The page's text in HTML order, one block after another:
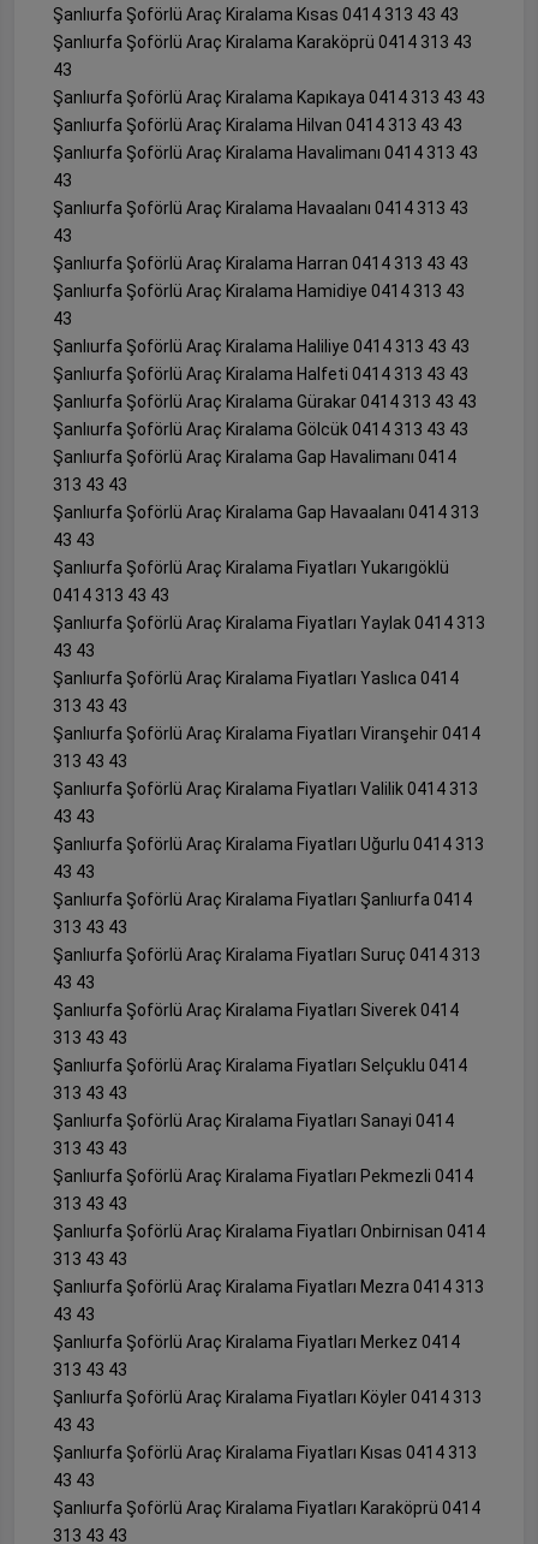
Şanlıurfa Şoförlü Araç Kiralama Kısas 0414 313 43 43
Şanlıurfa Şoförlü Araç Kiralama Karaköprü 0414 313 43
43
Şanlıurfa Şoförlü Araç Kiralama Kapıkaya 0414 313 43 43
Şanlıurfa Şoförlü Araç Kiralama Hilvan 0414 313 43 43
Şanlıurfa Şoförlü Araç Kiralama Havalimanı 0414 313 43
43
Şanlıurfa Şoförlü Araç Kiralama Havaalanı 0414 313 43
43
Şanlıurfa Şoförlü Araç Kiralama Harran 0414 313 43 43
Şanlıurfa Şoförlü Araç Kiralama Hamidiye 0414 313 43
43
Şanlıurfa Şoförlü Araç Kiralama Haliliye 0414 313 43 43
Şanlıurfa Şoförlü Araç Kiralama Halfeti 0414 313 43 43
Şanlıurfa Şoförlü Araç Kiralama Gürakar 0414 313 43 43
Şanlıurfa Şoförlü Araç Kiralama Gölcük 0414 313 43 43
Şanlıurfa Şoförlü Araç Kiralama Gap Havalimanı 0414
313 43 43
Şanlıurfa Şoförlü Araç Kiralama Gap Havaalanı 0414 313
43 43
Şanlıurfa Şoförlü Araç Kiralama Fiyatları Yukarıgöklü
0414 313 43 43
Şanlıurfa Şoförlü Araç Kiralama Fiyatları Yaylak 0414 313
43 43
Şanlıurfa Şoförlü Araç Kiralama Fiyatları Yaslıca 0414
313 43 43
Şanlıurfa Şoförlü Araç Kiralama Fiyatları Viranşehir 0414
313 43 43
Şanlıurfa Şoförlü Araç Kiralama Fiyatları Valilik 0414 313
43 43
Şanlıurfa Şoförlü Araç Kiralama Fiyatları Uğurlu 0414 313
43 43
Şanlıurfa Şoförlü Araç Kiralama Fiyatları Şanlıurfa 0414
313 43 43
Şanlıurfa Şoförlü Araç Kiralama Fiyatları Suruç 0414 313
43 43
Şanlıurfa Şoförlü Araç Kiralama Fiyatları Siverek 0414
313 43 43
Şanlıurfa Şoförlü Araç Kiralama Fiyatları Selçuklu 0414
313 43 43
Şanlıurfa Şoförlü Araç Kiralama Fiyatları Sanayi 0414
313 43 43
Şanlıurfa Şoförlü Araç Kiralama Fiyatları Pekmezli 0414
313 43 43
Şanlıurfa Şoförlü Araç Kiralama Fiyatları Onbirnisan 0414
313 43 43
Şanlıurfa Şoförlü Araç Kiralama Fiyatları Mezra 0414 313
43 43
Şanlıurfa Şoförlü Araç Kiralama Fiyatları Merkez 0414
313 43 43
Şanlıurfa Şoförlü Araç Kiralama Fiyatları Köyler 0414 313
43 43
Şanlıurfa Şoförlü Araç Kiralama Fiyatları Kısas 0414 313
43 43
Şanlıurfa Şoförlü Araç Kiralama Fiyatları Karaköprü 0414
313 43 43